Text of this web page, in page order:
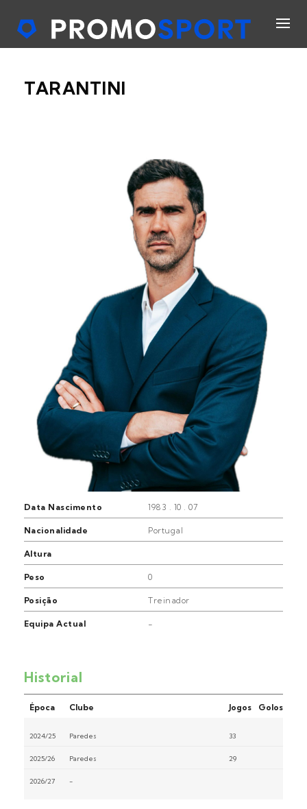
TARANTINI
Data Nascimento 1983 . 10 . 07
Nacionalidade Portugal
Altura
Peso 0
Posição Treinador
Equipa Actual -
Historial
Época Clube Jogos Golos
2024/25 Paredes 33
2025/26 Paredes 29
2026/27 -